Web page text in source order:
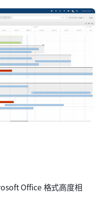
Office 格式高度相